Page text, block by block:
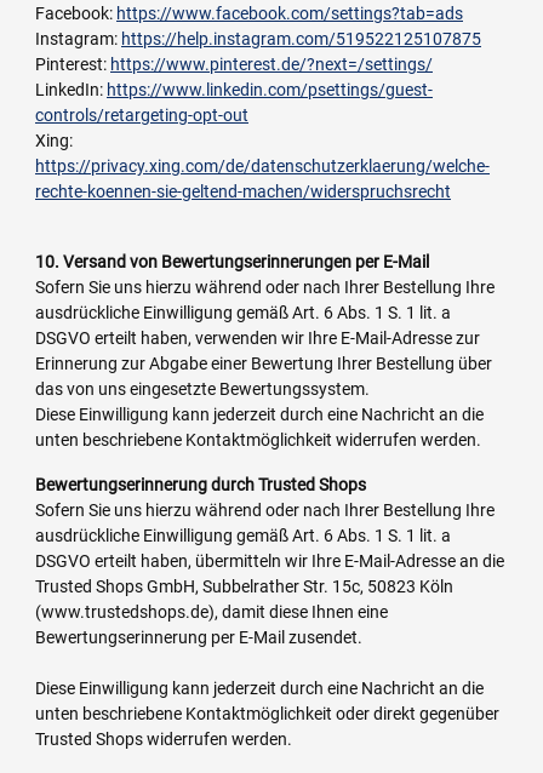
Facebook: https://www.facebook.com/settings?tab=ads
Instagram: https://help.instagram.com/519522125107875
Pinterest: https://www.pinterest.de/?next=/settings/
LinkedIn: https://www.linkedin.com/psettings/guest-
controls/retargeting-opt-out
Xing:
https://privacy.xing.com/de/datenschutzerklaerung/welche-
rechte-koennen-sie-geltend-machen/widerspruchsrecht
10. Versand von Bewertungserinnerungen per E-Mail
Sofern Sie uns hierzu während oder nach Ihrer Bestellung Ihre
ausdrückliche Einwilligung gemäß Art. 6 Abs. 1 S. 1 lit. a
DSGVO erteilt haben, verwenden wir Ihre E-Mail-Adresse zur
Erinnerung zur Abgabe einer Bewertung Ihrer Bestellung über
das von uns eingesetzte Bewertungssystem.
Diese Einwilligung kann jederzeit durch eine Nachricht an die
unten beschriebene Kontaktmöglichkeit widerrufen werden.
Bewertungserinnerung durch Trusted Shops
Sofern Sie uns hierzu während oder nach Ihrer Bestellung Ihre
ausdrückliche Einwilligung gemäß Art. 6 Abs. 1 S. 1 lit. a
DSGVO erteilt haben, übermitteln wir Ihre E-Mail-Adresse an die
Trusted Shops GmbH, Subbelrather Str. 15c, 50823 Köln
(www.trustedshops.de), damit diese Ihnen eine
Bewertungserinnerung per E-Mail zusendet.
Diese Einwilligung kann jederzeit durch eine Nachricht an die
unten beschriebene Kontaktmöglichkeit oder direkt gegenüber
Trusted Shops widerrufen werden.